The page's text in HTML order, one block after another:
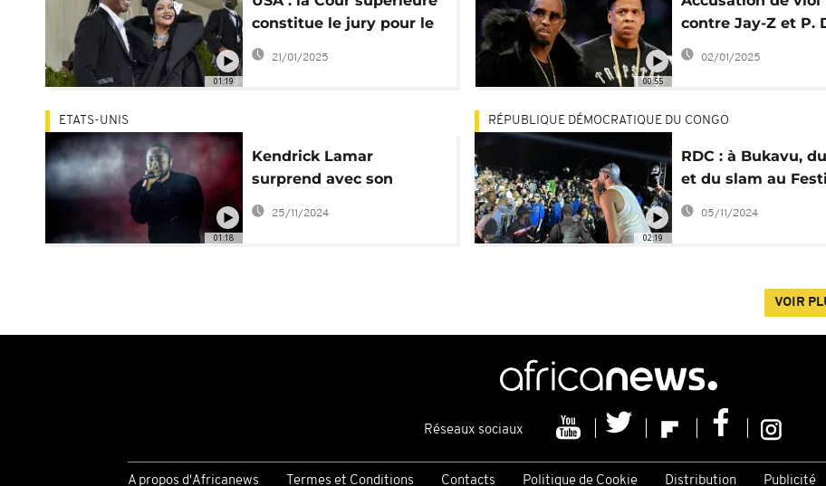
01:19
constitue le jury pour le
procès de ASAP Rocky
21/01/2025
00:55
contre Jay-Z et P.
: anonymat pour la
plaignante
02/01/2025
01:18
ETATS-UNIS
Kendrick Lamar
surprend avec son
nouvel album "GNX"
25/11/2024
02:19
RÉPUBLIQUE DÉMOCRATIQUE DU CONGO
RDC : à Bukavu,
et du slam au
pour prêcher la paix
05/11/2024
VOIR
Réseaux sociaux
A propos d'Africanews Termes et Conditions Contacts Politique de Cookie Distribution Publicité